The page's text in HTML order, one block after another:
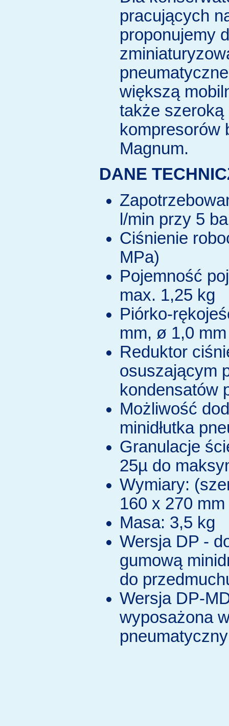
pracujących
proponujemy
większą
także
kompresorów
Magnum.
DANE
l/min przy 5
Ciśnienie
MPa)
Pojemność
max. 1,25 kg
Piórko-
mm, ø 1,0
Reduktor
osuszającym
kondensatów
Możliwość
minidłutka
Granulacje
25µ do
Wymiary:
160 x 270 mm
Masa: 3,5 kg
Wersja DP -
gumową
do
Wersja DP-
wyposażona
pneumatyczny